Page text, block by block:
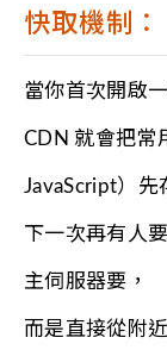
快取機制：
當你首次開啟
CDN 就會把常
JavaScript）先
下一次再有人
主伺服器要，
而是直接從附